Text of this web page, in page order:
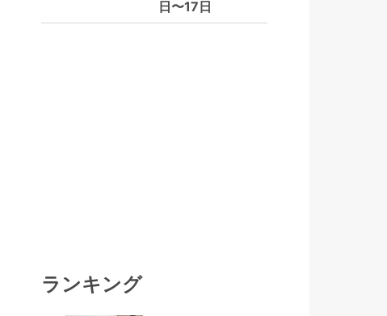
日〜17日
ランキング